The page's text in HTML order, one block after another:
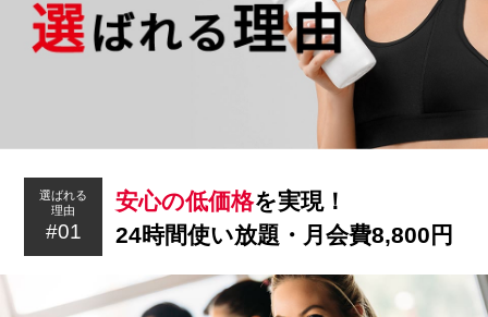
選ばれる
理由
#01
安心の低価格を実現！
24時間使い放題・月会費8,800円